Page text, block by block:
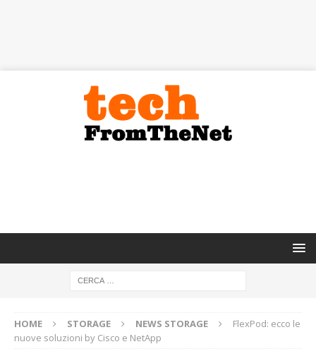
HOME STORAGE NEWS STORAGE
FlexPod: ecco le
nuove soluzioni by Cisco e NetApp